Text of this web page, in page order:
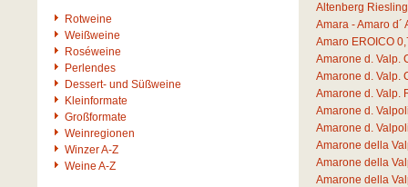
Altenberg
Amara - Amaro d´
Amaro EROICO
Amarone d. Valp.
Amarone d. Valp.
Amarone d. Valp.
Amarone d.
Amarone d.
Amarone della
Amarone della
Amarone della
Rotweine
Weißweine
Roséweine
Perlendes
Dessert- und Süßweine
Kleinformate
Großformate
Weinregionen
Winzer A-Z
Weine A-Z